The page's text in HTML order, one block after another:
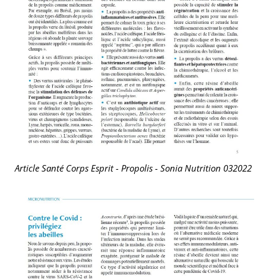
Article Santé Corps Esprit - Propolis - Sonia Nutrition 032022